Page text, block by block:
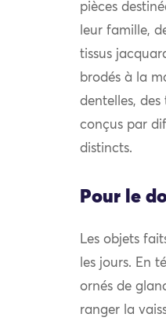
pièces
leur famille,
tissus
brodés à la
dentelles, des
conçus par
distincts.
Pour le
Les objets
les jours. En
ornés de
ranger la